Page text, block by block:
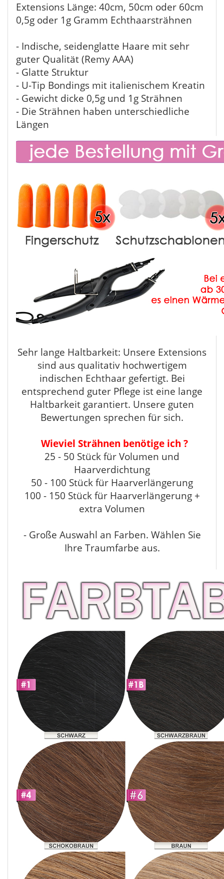
Extensions Länge: 40cm, 50cm oder 60cm
0,5g oder 1g Gramm Echthaarsträhnen
- Indische, seidenglatte Haare mit sehr
guter Qualität (Remy AAA)
- Glatte Struktur
- U-Tip Bondings mit italienischem Kreatin
- Gewicht dicke 0,5g und 1g Strähnen
- Die Strähnen haben unterschiedliche
Längen
Sehr lange Haltbarkeit: Unsere Extensions
sind aus qualitativ hochwertigem
indischen Echthaar gefertigt. Bei
entsprechend guter Pflege ist eine lange
Haltbarkeit garantiert. Unsere guten
Bewertungen sprechen für sich.
Wieviel Strähnen benötige ich ?
25 - 50 Stück für Volumen und
Haarverdichtung
50 - 100 Stück für Haarverlängerung
100 - 150 Stück für Haarverlängerung +
extra Volumen
- Große Auswahl an Farben. Wählen Sie
Ihre Traumfarbe aus.